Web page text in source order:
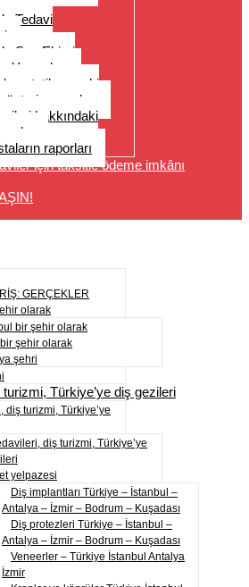
Tedavi
Saç Ekimi
Yorumları
estetik cerrahi
yorumları
hakkındaki
raporları
için taksitle ödeme imkânı
GERÇEKLER
olarak
bir şehir olarak
bir şehir olarak
şehri
Türkiye’ye diş gezileri
diş turizmi, Türkiye’ye
diş turizmi, Türkiye’ye
yelpazesi
Diş implantları Türkiye – İstanbul –
Antalya – İzmir – Bodrum – Kuşadası
Diş protezleri Türkiye – İstanbul –
Antalya – İzmir – Bodrum – Kuşadası
Veneerler – Türkiye İstanbul Antalya
İzmir